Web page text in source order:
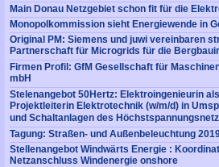
Main Donau Netzgebiet schon fit für die
Monopolkommission sieht Energiewende in
Original PM: Siemens und juwi vereinbaren
Partnerschaft für Microgrids für die
Firmen Profil: GfM Gesellschaft für
mbH
Stelenangebot 50Hertz: Elektroingenieurin als
Projektleiterin Elektrotechnik (w/m/d) in
und Schaltanlagen des
Tagung: Straßen- und Außenbeleuchtung
Stellenangebot Windwärts Energie :
Netzanschluss Windenergie onshore